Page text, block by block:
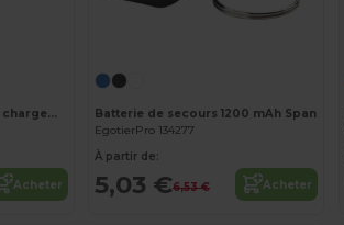
POWERFLAT8 Station de chargement 8000mAh
Acheter
Batterie de secours 1200 mAh Span
EgotierPro 134277
À partir de:
5,03 €6,53 € Acheter